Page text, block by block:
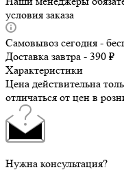
условия заказа
Самовывоз сегодня -
Доставка завтра - 390 ₽
Характеристики
Цена действительна
отличаться от цен в
Нужна консультация?